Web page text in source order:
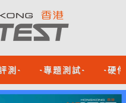
測- -專題測試- -硬